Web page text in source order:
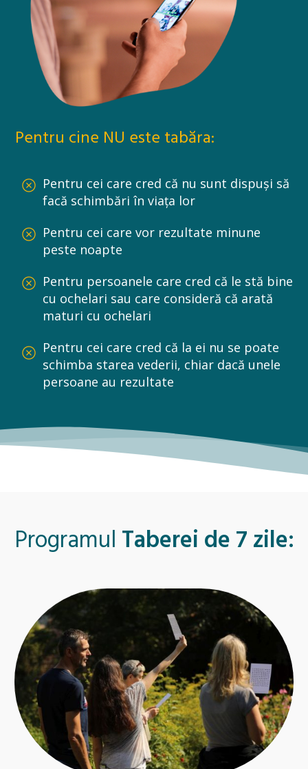
Pentru cine NU este tabăra:
Pentru cei care cred că nu sunt dispuși să
facă schimbări în viața lor
Pentru cei care vor rezultate minune
peste noapte
Pentru persoanele care cred că le stă bine
cu ochelari sau care consideră că arată
maturi cu ochelari
Pentru cei care cred că la ei nu se poate
schimba starea vederii, chiar dacă unele
persoane au rezultate
Programul Taberei de 7 zile: